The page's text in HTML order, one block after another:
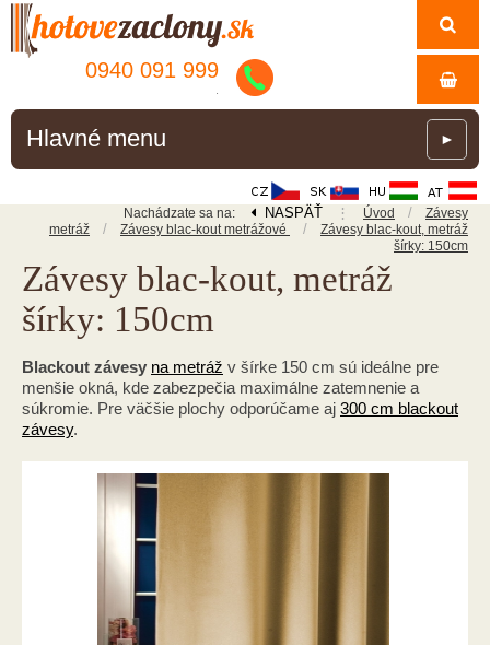
0940 091 999
Hlavné menu ►
Nachádzate sa na: NASPÄŤ ⋮ Úvod /
Závesy
metráž
/ Závesy blac-kout metrážové /
Závesy blac-kout, metráž
šírky: 150cm
Závesy blac-kout, metráž
šírky: 150cm
Blackout závesy na metráž v šírke 150 cm sú ideálne pre
menšie okná, kde zabezpečia maximálne zatemnenie a
súkromie. Pre väčšie plochy odporúčame aj 300 cm blackout
závesy.